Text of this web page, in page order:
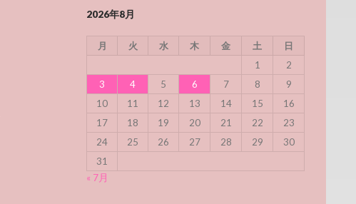
2026年8月
月 火 水 木 金 土
日
1
2
3
4 5 6 7 8
9
10
11 12 13 14 15
16
17
18 19 20 21 22
23
24
25 26 27 28 29
30
31
« 7月